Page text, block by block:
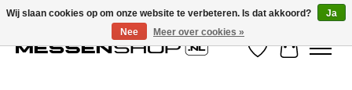
Verlanglijst
Wij slaan cookies op om onze website te verbeteren. Is dat akkoord?
Ja
Nee
Meer over cookies »